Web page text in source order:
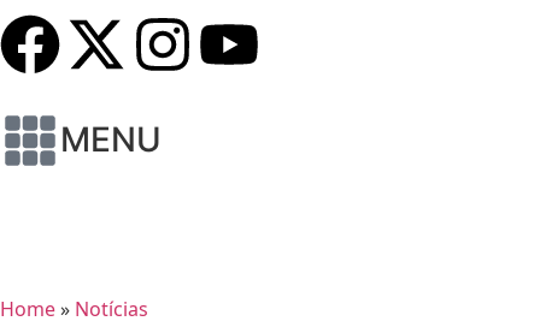
MENU
Home» Notícias